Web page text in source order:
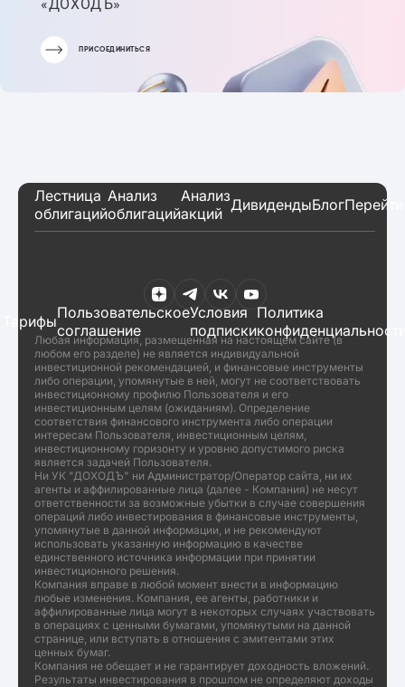
«ДОХОДЪ»
ПРИСОЕДИНИТЬСЯ
Лестница
облигаций
Анализ
облигаций
Анализ
акций ДивидендыБлог
ТарифыПользовательское
соглашение
Условия
подписки
Политика
Любая информация, размещенная на настоящем сайте (в
любом его разделе) не является индивидуальной
инвестиционной рекомендацией, и финансовые инструменты
либо операции, упомянутые в ней, могут не соответствовать
инвестиционному профилю Пользователя и его
инвестиционным целям (ожиданиям). Определение
соответствия финансового инструмента либо операции
интересам Пользователя, инвестиционным целям,
инвестиционному горизонту и уровню допустимого риска
является задачей Пользователя.
Ни УК "ДОХОДЪ" ни Администратор/Оператор сайта, ни их
агенты и аффилированные лица (далее - Компания) не несут
ответственности за возможные убытки в случае совершения
операций либо инвестирования в финансовые инструменты,
упомянутые в данной информации, и не рекомендуют
использовать указанную информацию в качестве
единственного источника информации при принятии
инвестиционного решения.
Компания вправе в любой момент внести в информацию
любые изменения. Компания, ее агенты, работники и
аффилированные лица могут в некоторых случаях участвовать
в операциях с ценными бумагами, упомянутыми на данной
странице, или вступать в отношения с эмитентами этих
ценных бумаг.
Компания не обещает и не гарантирует доходность вложений.
Результаты инвестирования в прошлом не определяют доходы